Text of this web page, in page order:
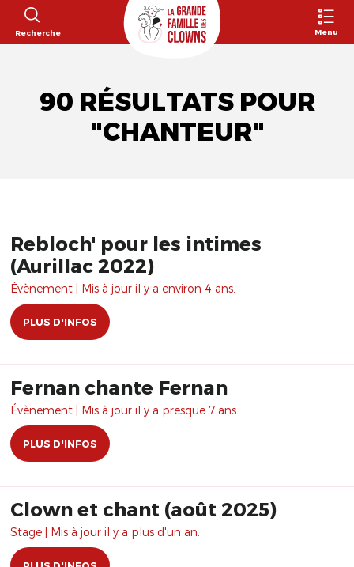
Recherche Menu
90 RÉSULTATS POUR
"CHANTEUR"
Rebloch' pour les intimes
(Aurillac 2022)
Évènement | Mis à jour il y a environ 4 ans.
PLUS D'INFOS
Fernan chante Fernan
Évènement | Mis à jour il y a presque 7 ans.
PLUS D'INFOS
Clown et chant (août 2025)
Stage | Mis à jour il y a plus d'un an.